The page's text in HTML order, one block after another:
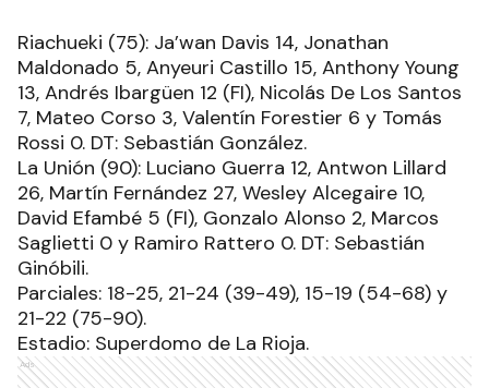
Riachueki (75): Ja’wan Davis 14, Jonathan
Maldonado 5, Anyeuri Castillo 15, Anthony Young
13, Andrés Ibargüen 12 (FI), Nicolás De Los Santos
7, Mateo Corso 3, Valentín Forestier 6 y Tomás
Rossi 0. DT: Sebastián González.
La Unión (90): Luciano Guerra 12, Antwon Lillard
26, Martín Fernández 27, Wesley Alcegaire 10,
David Efambé 5 (FI), Gonzalo Alonso 2, Marcos
Saglietti 0 y Ramiro Rattero 0. DT: Sebastián
Ginóbili.
Parciales: 18-25, 21-24 (39-49), 15-19 (54-68) y
21-22 (75-90).
Estadio: Superdomo de La Rioja.
Ads